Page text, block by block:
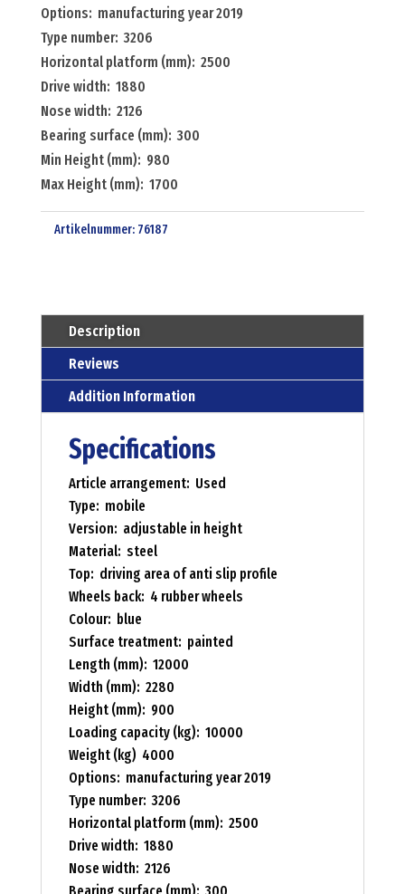
Options: manufacturing year 2019
Type number: 3206
Horizontal platform (mm): 2500
Drive width: 1880
Nose width: 2126
Bearing surface (mm): 300
Min Height (mm): 980
Max Height (mm): 1700
Artikelnummer: 76187
Description
Reviews
Addition Information
Specifications
Article arrangement: Used
Type: mobile
Version: adjustable in height
Material: steel
Top: driving area of anti slip profile
Wheels back: 4 rubber wheels
Colour: blue
Surface treatment: painted
Length (mm): 12000
Width (mm): 2280
Height (mm): 900
Loading capacity (kg): 10000
Weight (kg) 4000
Options: manufacturing year 2019
Type number: 3206
Horizontal platform (mm): 2500
Drive width: 1880
Nose width: 2126